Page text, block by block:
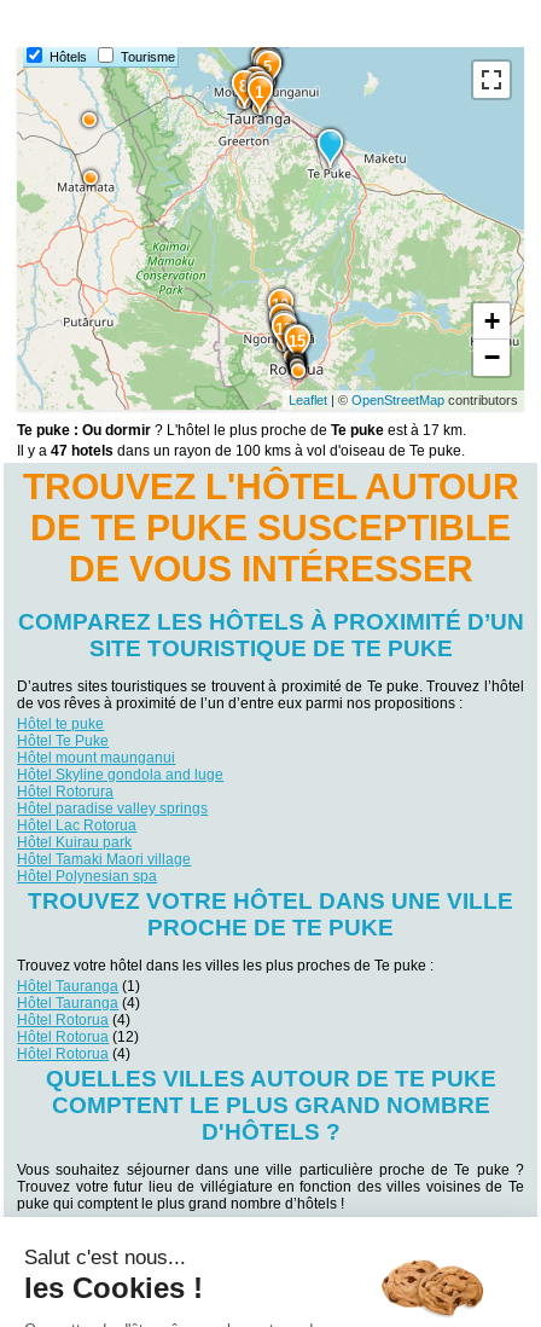
Hôtels Tourisme
15
14
13
12
11
10
9
8
76
5
4
32
1
+
−
Leaflet| © OpenStreetMapcontributors
Te puke : Ou dormir ? L'hôtel le plus proche deTe puke est à 17 km.
Il y a47 hotels dans un rayon de 100 kms à vol d'oiseau de Te puke.
TROUVEZ L'HÔTEL AUTOUR
DE TE PUKE SUSCEPTIBLE
DE VOUS INTÉRESSER
COMPAREZ LES HÔTELS À PROXIMITÉ D’UN
SITE TOURISTIQUE DE TE PUKE
D’autres sites touristiques se trouvent à proximité de Te puke. Trouvez l’hôtel
de vos rêves à proximité de l’un d’entre eux parmi nos propositions :
Hôtel te puke
Hôtel Te Puke
Hôtel mount maunganui
Hôtel Skyline gondola and luge
Hôtel Rotorura
Hôtel paradise valley springs
Hôtel Lac Rotorua
Hôtel Kuirau park
Hôtel Tamaki Maori village
Hôtel Polynesian spa
TROUVEZ VOTRE HÔTEL DANS UNE VILLE
PROCHE DE TE PUKE
Trouvez votre hôtel dans les villes les plus proches de Te puke :
Hôtel Tauranga (1)
Hôtel Tauranga (4)
Hôtel Rotorua (4)
Hôtel Rotorua (12)
Hôtel Rotorua (4)
QUELLES VILLES AUTOUR DE TE PUKE
COMPTENT LE PLUS GRAND NOMBRE
D'HÔTELS ?
Vous souhaitez séjourner dans une ville particulière proche de Te puke ?
Trouvez votre futur lieu de villégiature en fonction des villes voisines de Te
puke qui comptent le plus grand nombre d’hôtels !
Hôtel Rotorua(4)
Hôtel Rotorua
(4)
Hôtel Tauranga(4)
Salut c'est nous...
les Cookies !